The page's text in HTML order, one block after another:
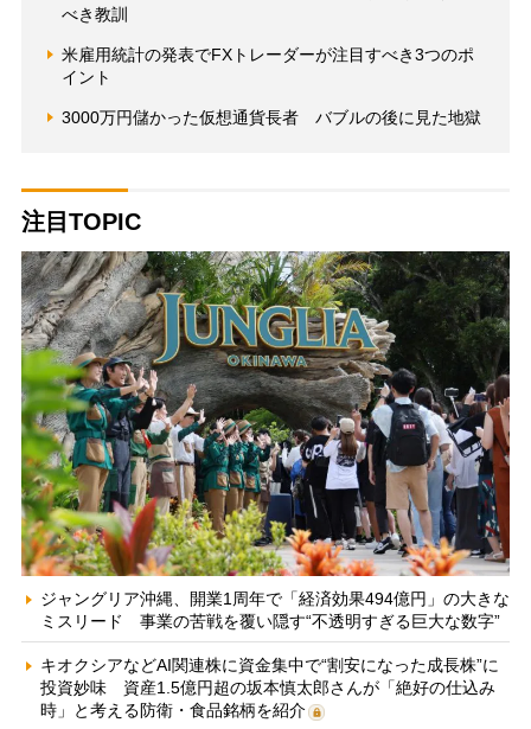
べき教訓
米雇用統計の発表でFXトレーダーが注目すべき3つのポ
イント
3000万円儲かった仮想通貨長者 バブルの後に見た地獄
注目TOPIC
ジャングリア沖縄、開業1周年で「経済効果494億円」の大きな
ミスリード 事業の苦戦を覆い隠す“不透明すぎる巨大な数字”
キオクシアなどAI関連株に資金集中で“割安になった成長株”に
投資妙味 資産1.5億円超の坂本慎太郎さんが「絶好の仕込み
時」と考える防衛・食品銘柄を紹介